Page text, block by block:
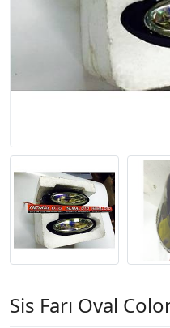
Sis Farı Oval